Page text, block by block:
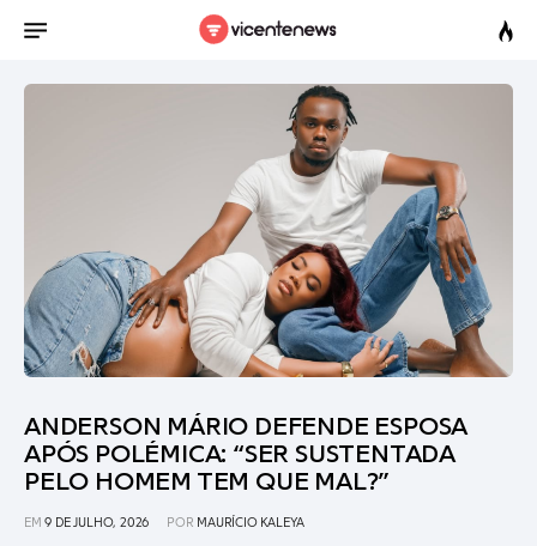
ANDERSON MÁRIO DEFENDE ESPOSA
APÓS POLÉMICA: “SER SUSTENTADA
PELO HOMEM TEM QUE MAL?”
EM9 DE JULHO, 2026 POR MAURÍCIO KALEYA